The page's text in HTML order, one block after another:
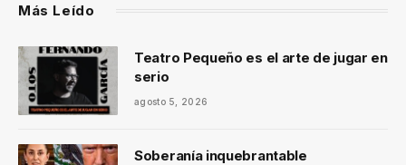
Más Leído
Teatro Pequeño es el arte de jugar en
serio
agosto 5, 2026
Soberanía inquebrantable